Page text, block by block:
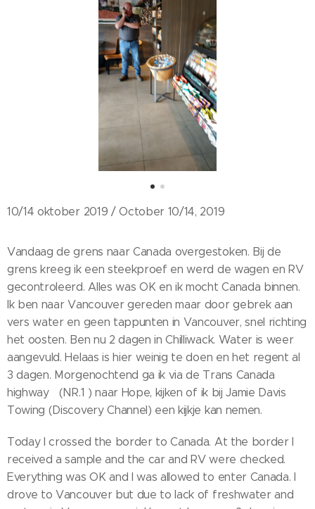
10/14 oktober 2019 / October 10/14, 2019
Vandaag de grens naar Canada overgestoken. Bij de
grens kreeg ik een steekproef en werd de wagen en RV
gecontroleerd. Alles was OK en ik mocht Canada binnen.
Ik ben naar Vancouver gereden maar door gebrek aan
vers water en geen tappunten in Vancouver, snel richting
het oosten. Ben nu 2 dagen in Chilliwack. Water is weer
aangevuld. Helaas is hier weinig te doen en het regent al
3 dagen. Morgenochtend ga ik via de Trans Canada
highway (NR.1 ) naar Hope, kijken of ik bij Jamie Davis
Towing (Discovery Channel) een kijkje kan nemen.
Today I crossed the border to Canada. At the border I
received a sample and the car and RV were checked.
Everything was OK and I was allowed to enter Canada. I
drove to Vancouver but due to lack of freshwater and